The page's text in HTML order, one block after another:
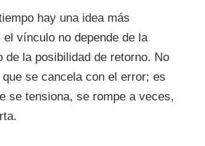
hay una idea más
el vínculo no depende de la
de la posibilidad de retorno. No
se cancela con el error; es
se tensiona, se rompe a veces,